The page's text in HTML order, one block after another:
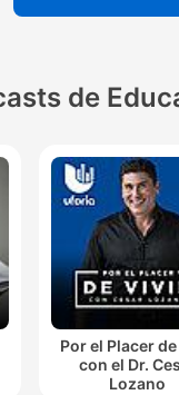
de
Por el Placer
con el Dr.
Lozano